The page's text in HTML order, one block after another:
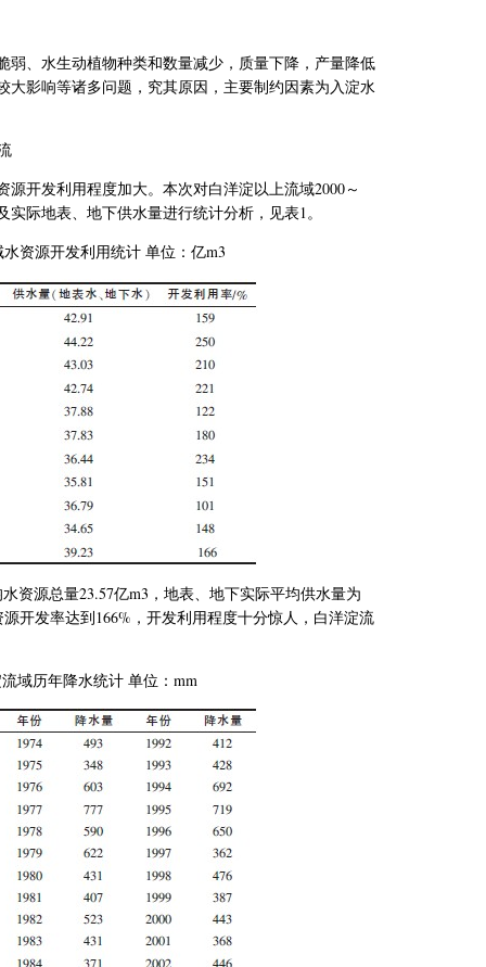
弱、水生动植物种类和数量减少，质量下降，产量降低
大影响等诸多问题，究其原因，主要制约因素为入淀水
源开发利用程度加大。本次对白洋淀以上流域2000～
实际地表、地下供水量进行统计分析，见表1。
资源开发利用统计 单位：亿m3
资源总量23.57亿m3 ，地表、地下实际平均供水量为
源开发率达到166% ，开发利用程度十分惊人， 白洋淀流
域历年降水统计 单位： mm